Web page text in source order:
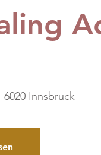
6020 Innsbruck